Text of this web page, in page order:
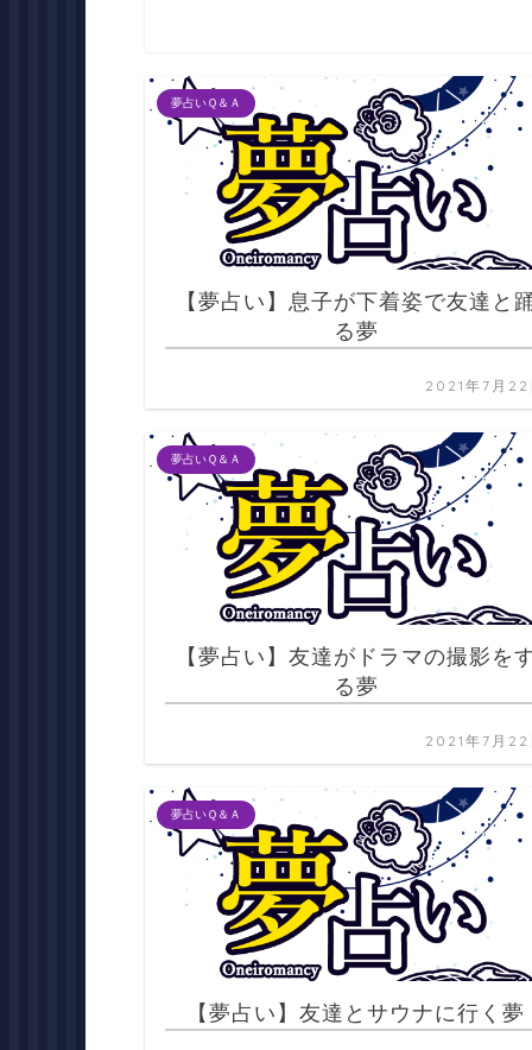
夢占いＱ＆Ａ
【夢占い】息子が下着姿で友達と
る夢
2021年7月22
夢占いＱ＆Ａ
【夢占い】友達がドラマの撮影を
る夢
2021年7月22
夢占いＱ＆Ａ
【夢占い】友達とサウナに行く夢